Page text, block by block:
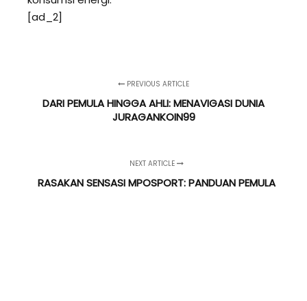
[ad_2]
PREVIOUS ARTICLE
DARI PEMULA HINGGA AHLI: MENAVIGASI DUNIA
JURAGANKOIN99
NEXT ARTICLE
RASAKAN SENSASI MPOSPORT: PANDUAN PEMULA